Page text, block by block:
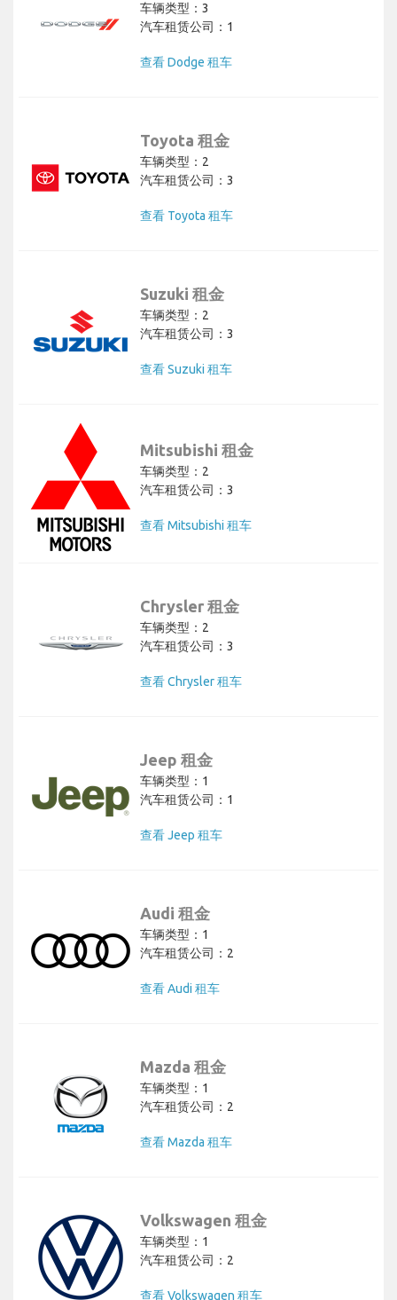
车辆类型：3
汽车租赁公司：1
查看 Dodge 租车
Toyota 租金
车辆类型：2
汽车租赁公司：3
查看 Toyota 租车
Suzuki 租金
车辆类型：2
汽车租赁公司：3
查看 Suzuki 租车
Mitsubishi 租金
车辆类型：2
汽车租赁公司：3
查看 Mitsubishi 租车
Chrysler 租金
车辆类型：2
汽车租赁公司：3
查看 Chrysler 租车
Jeep 租金
车辆类型：1
汽车租赁公司：1
查看 Jeep 租车
Audi 租金
车辆类型：1
汽车租赁公司：2
查看 Audi 租车
Mazda 租金
车辆类型：1
汽车租赁公司：2
查看 Mazda 租车
Volkswagen 租金
车辆类型：1
汽车租赁公司：2
查看 Volkswagen 租车